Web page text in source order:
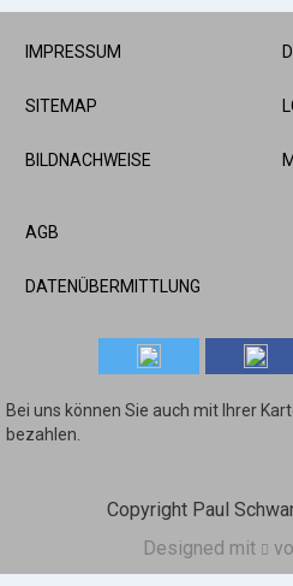
IMPRESSUM
SITEMAP
BILDNACHWEISE
AGB
DATENÜBERMITTLUNG
Bei uns können Sie auch mit Ihrer
bezahlen.
Copyright Paul
Designed mit